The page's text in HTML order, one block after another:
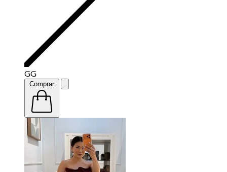
GG
Comprar